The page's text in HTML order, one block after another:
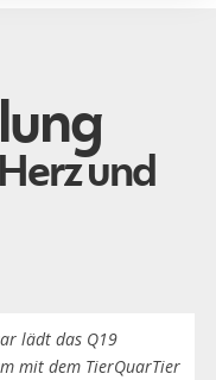
und
lädt das Q19
mit dem TierQuarTier